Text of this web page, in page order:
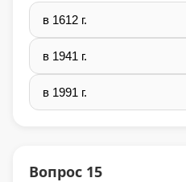
в 1612 г.
в 1941 г.
в 1991 г.
Вопрос 15